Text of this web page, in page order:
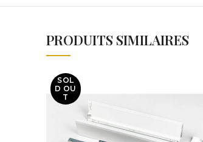
PRODUITS SIMILAIRES
SOL
D OU
T